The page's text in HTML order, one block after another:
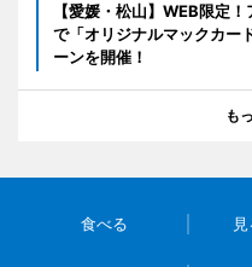
【愛媛・松山】WEB限定
で「オリジナルマックカ
ーンを開催！
も
食べる